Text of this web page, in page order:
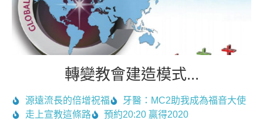
轉變教會建造模式...
源遠流長的倍增祝福
牙醫：MC2助我成為福音大使
走上宣教這條路
預約20:20 贏得2020